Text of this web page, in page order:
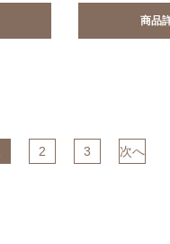
商品
2 3 次へ